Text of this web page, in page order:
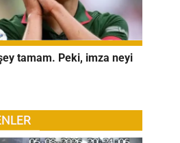
tamam. Peki, imza neyi